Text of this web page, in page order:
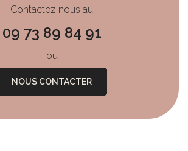
Contactez nous au
09 73 89 84 91
ou
NOUS CONTACTER